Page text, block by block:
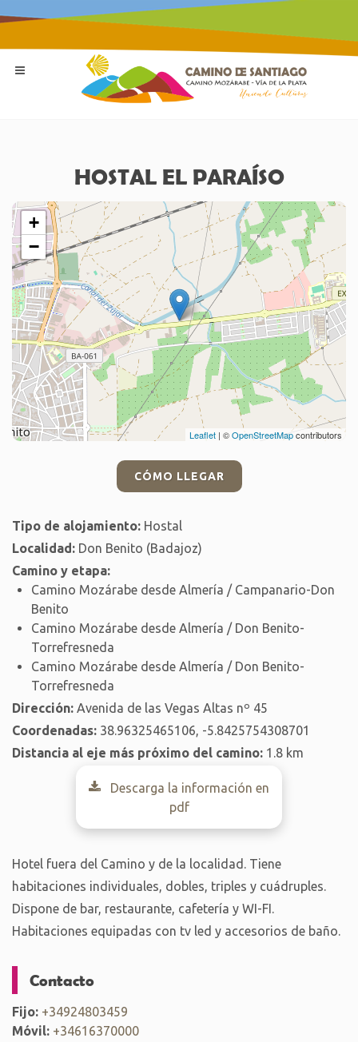
HOSTAL EL PARAÍSO
+
−
Leaflet | ©OpenStreetMapcontributors
CÓMO LLEGAR
Tipo de alojamiento: Hostal
Localidad: Don Benito (Badajoz)
Camino y etapa:
Camino Mozárabe desde Almería / Campanario-Don
Benito
Camino Mozárabe desde Almería / Don Benito-
Torrefresneda
Camino Mozárabe desde Almería / Don Benito-
Torrefresneda
Dirección: Avenida de las Vegas Altas nº 45
Coordenadas: 38.96325465106, -5.8425754308701
Distancia al eje más próximo del camino: 1.8 km
Descarga la información en
pdf
Hotel fuera del Camino y de la localidad. Tiene
habitaciones individuales, dobles, triples y cuádruples.
Dispone de bar, restaurante, cafetería y WI-FI.
Habitaciones equipadas con tv led y accesorios de baño.
Contacto
Fijo: +34924803459
Móvil: +34616370000